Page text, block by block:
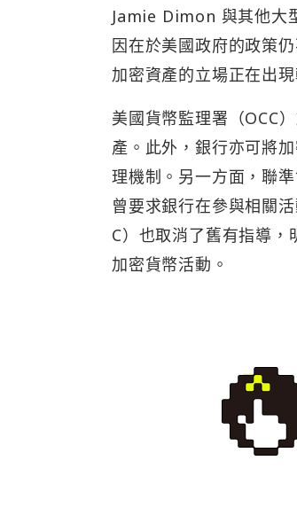
Jamie Dimon 與其他大
因在於美國政府的政策
加密資產的立場正在出現
美國貨幣監理署（OCC
產。此外，銀行亦可將
理機制。另一方面，聯
曾要求銀行在參與相關
C）也取消了舊有指導，
加密貨幣活動。